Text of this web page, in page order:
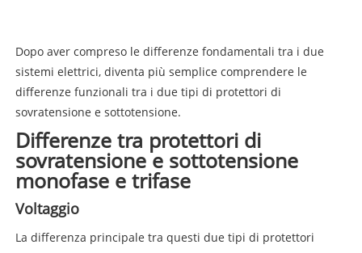
Dopo aver compreso le differenze fondamentali tra i due
sistemi elettrici, diventa più semplice comprendere le
differenze funzionali tra i due tipi di protettori di
sovratensione e sottotensione.
Differenze tra protettori di
sovratensione e sottotensione
monofase e trifase
Voltaggio
La differenza principale tra questi due tipi di protettori